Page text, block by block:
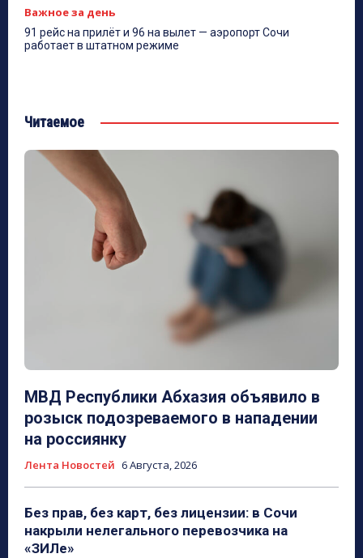
Важное за день
91 рейс на прилёт и 96 на вылет — аэропорт Сочи
работает в штатном режиме
Читаемое
МВД Республики Абхазия объявило в
розыск подозреваемого в нападении
на россиянку
Лента Новостей 6 Августа, 2026
Без прав, без карт, без лицензии: в Сочи
накрыли нелегального перевозчика на
«ЗИЛе»